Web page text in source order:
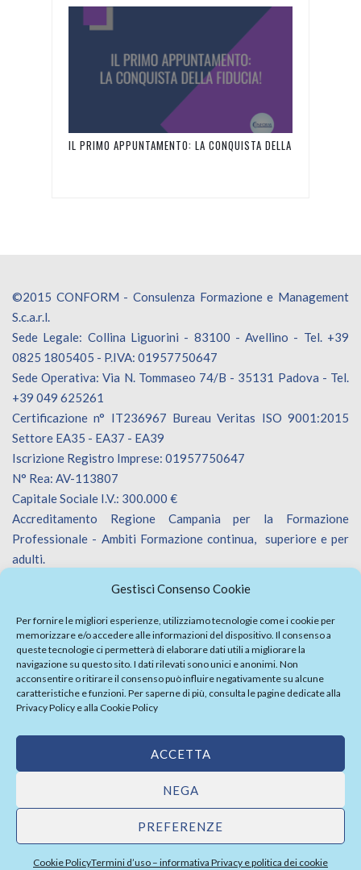
Gestisci Consenso Cookie
Per fornire le migliori esperienze, utilizziamo tecnologie come i cookie per
memorizzare e/o accedere alle informazioni del dispositivo. Il consenso a
queste tecnologie ci permetterà di elaborare dati utili a migliorare la
navigazione su questo sito. I dati rilevati sono unici e anonimi. Non
acconsentire o ritirare il consenso può influire negativamente su alcune
caratteristiche e funzioni. Per saperne di più, consulta le pagine dedicate alla
Privacy Policy e alla Cookie Policy
ACCETTA
NEGA
PREFERENZE
Cookie PolicyTermini d’uso – informativa Privacy e politica dei cookie
IL PRIMO APPUNTAMENTO: LA CONQUISTA DELLA
©2015 CONFORM - Consulenza Formazione e Management
S.c.a.r.l.
Sede Legale: Collina Liguorini - 83100 - Avellino - Tel. +39
0825 1805405 - P.IVA: 01957750647
Sede Operativa: Via N. Tommaseo 74/B - 35131 Padova - Tel.
+39 049 625261
Certificazione n° IT236967 Bureau Veritas ISO 9001:2015
Settore EA35 - EA37 - EA39
Iscrizione Registro Imprese: 01957750647
N° Rea: AV-113807
Capitale Sociale I.V.: 300.000 €
Accreditamento Regione Campania per la Formazione
Professionale - Ambiti Formazione continua, superiore e per
adulti.
Iscrizione Catalogo Fornitori Innoveneto.
Firma Elettronica Avanzata
Politica Parità di Genere
Politica della sicurezza informazioni